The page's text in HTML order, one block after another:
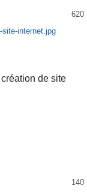
620
de site
140